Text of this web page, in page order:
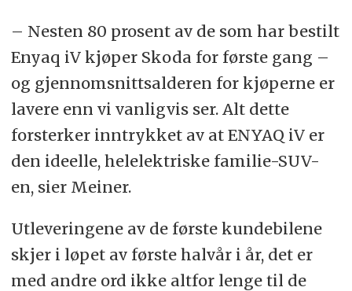
– Nesten 80 prosent av de som har bestilt
Enyaq iV kjøper Skoda for første gang –
og gjennomsnittsalderen for kjøperne er
lavere enn vi vanligvis ser. Alt dette
forsterker inntrykket av at ENYAQ iV er
den ideelle, helelektriske familie-SUV-
en, sier Meiner.
Utleveringene av de første kundebilene
skjer i løpet av første halvår i år, det er
med andre ord ikke altfor lenge til de